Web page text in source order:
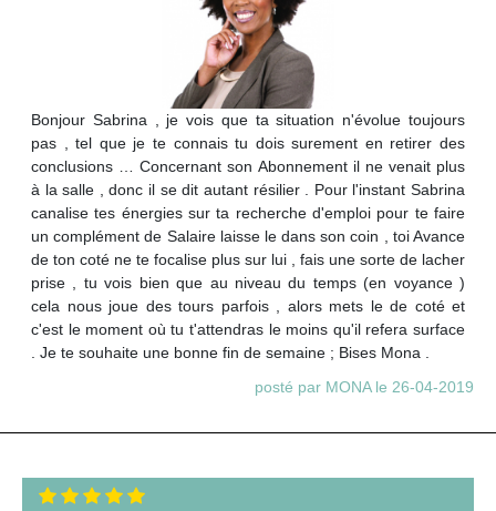
Bonjour Sabrina , je vois que ta situation n'évolue toujours
pas , tel que je te connais tu dois surement en retirer des
conclusions … Concernant son Abonnement il ne venait plus
à la salle , donc il se dit autant résilier . Pour l'instant Sabrina
canalise tes énergies sur ta recherche d'emploi pour te faire
un complément de Salaire laisse le dans son coin , toi Avance
de ton coté ne te focalise plus sur lui , fais une sorte de lacher
prise , tu vois bien que au niveau du temps (en voyance )
cela nous joue des tours parfois , alors mets le de coté et
c'est le moment où tu t'attendras le moins qu'il refera surface
. Je te souhaite une bonne fin de semaine ; Bises Mona .
posté par MONA le 26-04-2019